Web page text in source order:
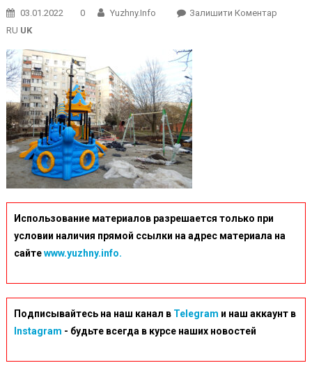
03.01.2022 0 Yuzhny.info Залишити КоментарOn
RU UK
Использование материалов разрешается только при
условии наличия прямой ссылки на адрес материала на
сайтеwww.yuzhny.info.
Подписывайтесь на наш канал в Telegram и наш аккаунт в
Instagram - будьте всегда в курсе наших новостей